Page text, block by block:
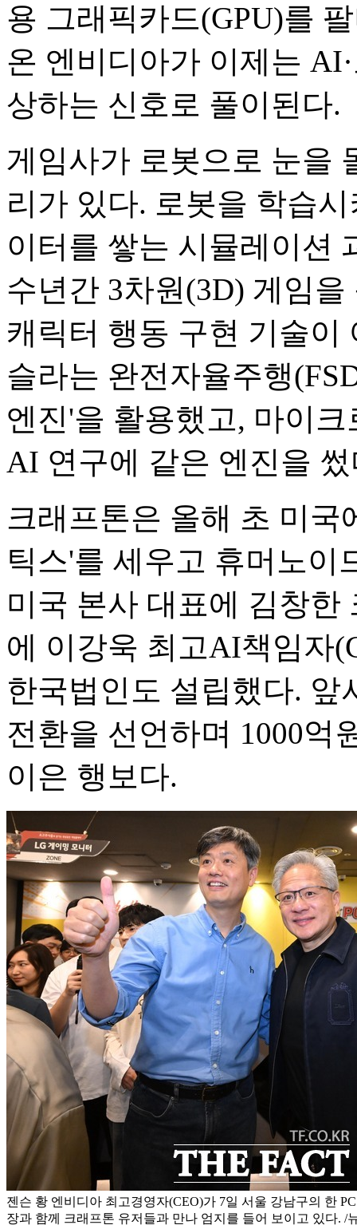
용 그래픽카드(GPU)를
온 엔비디아가 이제는
상하는 신호로 풀이된다.
게임사가 로봇으로 눈을
리가 있다. 로봇을 학습
이터를 쌓는 시뮬레이션
수년간 3차원(3D) 게임
캐릭터 행동 구현 기술이
슬라는 완전자율주행
엔진'을 활용했고, 마이
AI 연구에 같은 엔진을
크래프톤은 올해 초 미
틱스'를 세우고 휴머노이
미국 본사 대표에 김창한
에 이강욱 최고AI책임자
한국법인도 설립했다. 앞
전환을 선언하며 1000억
이은 행보다.
젠슨 황 엔비디아 최고경영자(CEO)가 7일 서울 강남구의 한
장과 함께 크래프톤 유저들과 만나 엄지를 들어 보이고 있다. /